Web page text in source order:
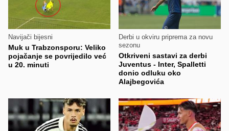
Navijači bijesni
Muk u Trabzonsporu: Veliko
pojačanje se povrijedilo već
u 20. minuti
Derbi u okviru priprema za novu
sezonu
Otkriveni sastavi za derbi
Juventus - Inter, Spalletti
donio odluku oko
Alajbegovića